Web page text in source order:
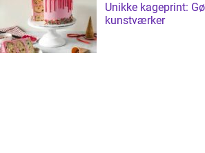
Unikke kageprint:
kunstværker